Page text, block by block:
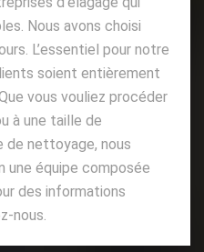
Nous avons choisi
L’essentiel pour notre
soient entièrement
vous vouliez procéder
à une taille de
de nettoyage, nous
équipe composée
des informations
nous.